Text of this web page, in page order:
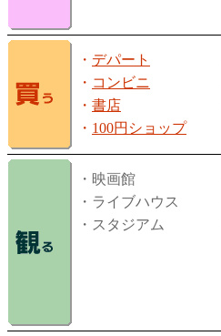
・ デパート
・ コンビニ
・ 書店
・ 100円ショップ
・映画館
・ライブハウス
・スタジアム